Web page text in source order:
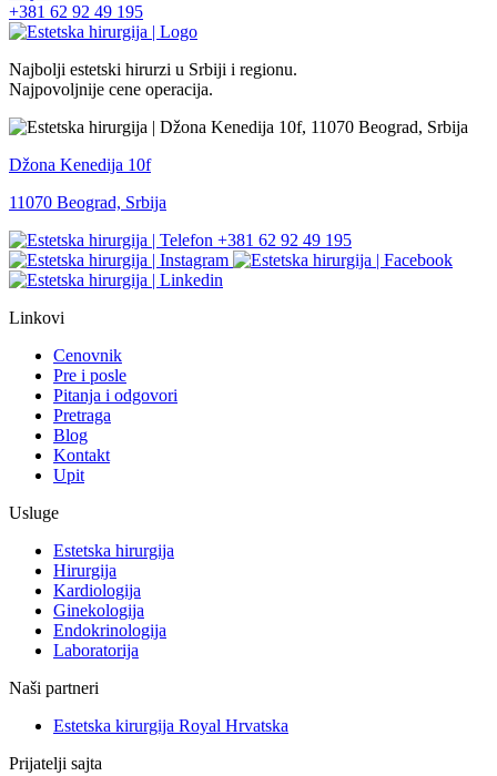
+381 62 92 49 195
Najbolji estetski hirurzi u Srbiji i regionu.
Najpovoljnije cene operacija.
Džona Kenedija 10f
11070 Beograd, Srbija
+381 62 92 49 195
Linkovi
Cenovnik
Pre i posle
Pitanja i odgovori
Pretraga
Blog
Kontakt
Upit
Usluge
Estetska hirurgija
Hirurgija
Kardiologija
Ginekologija
Endokrinologija
Laboratorija
Naši partneri
Estetska kirurgija Royal Hrvatska
Prijatelji sajta